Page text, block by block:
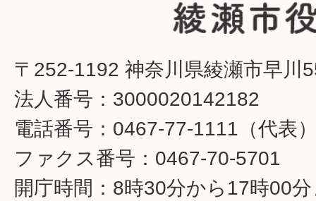
〒252-1192 神奈川県綾瀬市早川
法人番号：3000020142182
電話番号：0467-77-1111（代表
ファクス番号：0467-70-5701
開庁時間：8時30分から17時00